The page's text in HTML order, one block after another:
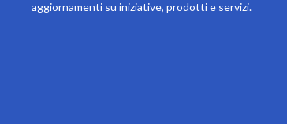
aggiornamenti su iniziative, prodotti e servizi.